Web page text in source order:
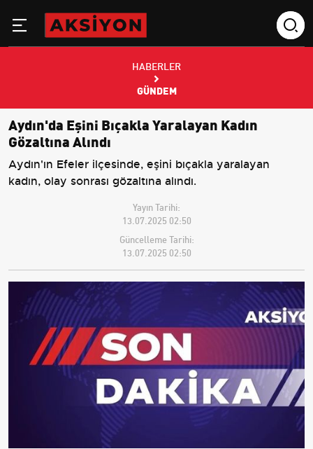
HABERLER
GÜNDEM
Aydın'da Eşini Bıçakla Yaralayan Kadın
Gözaltına Alındı
Aydın'ın Efeler ilçesinde, eşini bıçakla yaralayan
kadın, olay sonrası gözaltına alındı.
Yayın Tarihi:
13.07.2025 02:50
Güncelleme Tarihi:
13.07.2025 02:50